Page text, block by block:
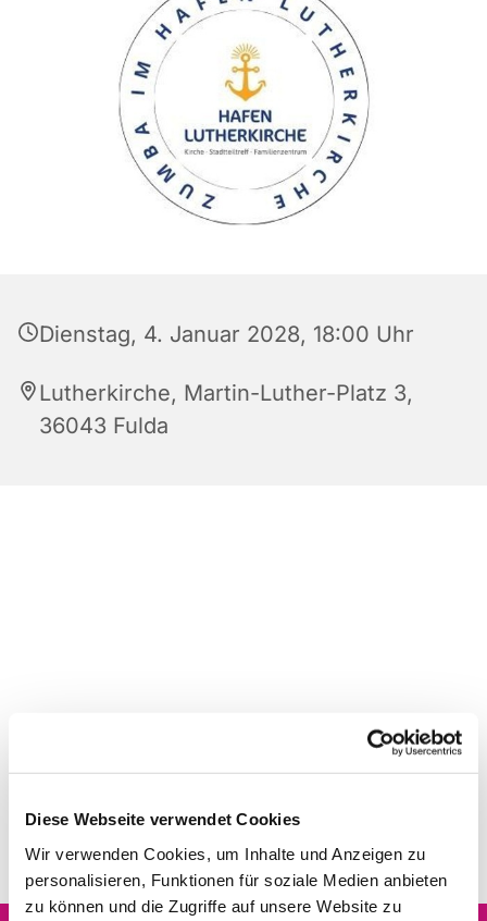
Diese Webseite verwendet Cookies
Wir verwenden Cookies, um Inhalte und Anzeigen zu
personalisieren, Funktionen für soziale Medien anbieten
zu können und die Zugriffe auf unsere Website zu
Dienstag, 4. Januar 2028, 18:00 Uhr
Lutherkirche, Martin-Luther-Platz 3,
36043 Fulda